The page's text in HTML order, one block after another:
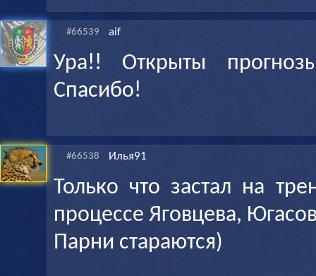
#66539 aif
Ура!! Открыты
Спасибо!
#66538 Илья91
Только что застал на
процессе Яговцева,
Парни стараются)